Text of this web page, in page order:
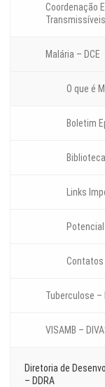
Coordenação
Malária – DCE
O que é
Boletim
Links
Contatos
Tuberculose –
VISAMB –
Diretoria de
– DDRA